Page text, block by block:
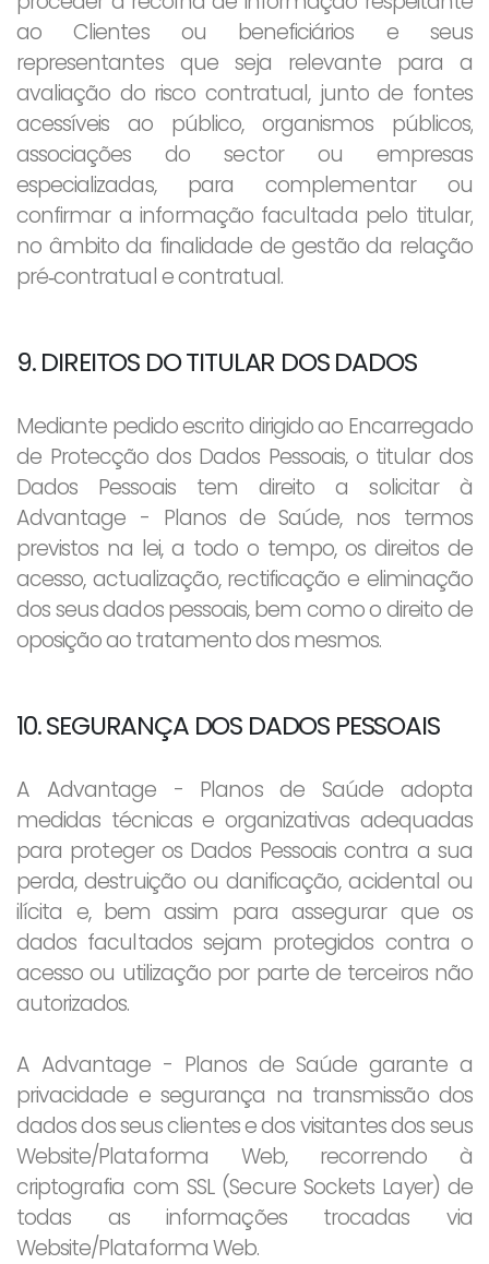
ao Clientes ou beneficiários e seus
representantes que seja relevante para a
avaliação do risco contratual, junto de fontes
acessíveis ao público, organismos públicos,
associações do sector ou empresas
especializadas, para complementar ou
confirmar a informação facultada pelo titular,
no âmbito da finalidade de gestão da relação
pré‐contratual e contratual.
9. DIREITOS DO TITULAR DOS DADOS
Mediante pedido escrito dirigido ao Encarregado
de Protecção dos Dados Pessoais, o titular dos
Dados Pessoais tem direito a solicitar à
Advantage - Planos de Saúde, nos termos
previstos na lei, a todo o tempo, os direitos de
acesso, actualização, rectificação e eliminação
dos seus dados pessoais, bem como o direito de
oposição ao tratamento dos mesmos.
10. SEGURANÇA DOS DADOS PESSOAIS
A Advantage - Planos de Saúde adopta
medidas técnicas e organizativas adequadas
para proteger os Dados Pessoais contra a sua
perda, destruição ou danificação, acidental ou
ilícita e, bem assim para assegurar que os
dados facultados sejam protegidos contra o
acesso ou utilização por parte de terceiros não
autorizados.
A Advantage - Planos de Saúde garante a
privacidade e segurança na transmissão dos
dados dos seus clientes e dos visitantes dos seus
Website/Plataforma Web, recorrendo à
criptografia com SSL (Secure Sockets Layer) de
todas as informações trocadas via
Website/Plataforma Web.